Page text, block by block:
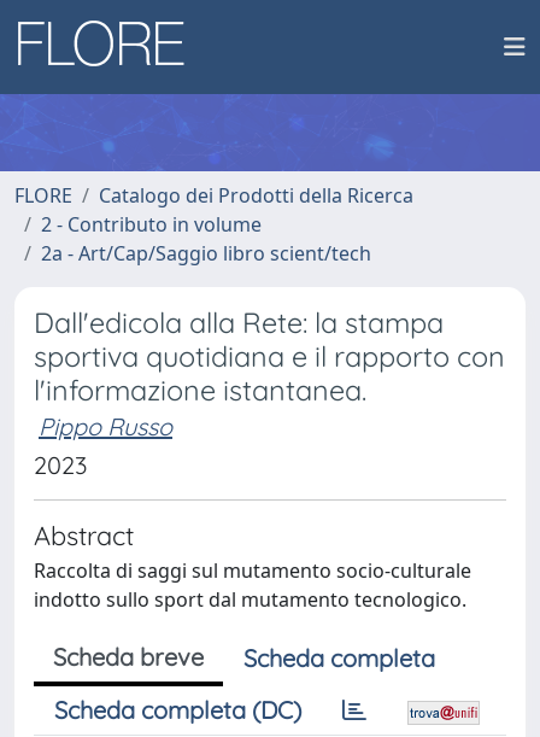
FLORE
Catalogo dei Prodotti della Ricerca
2 - Contributo in volume
2a - Art/Cap/Saggio libro scient/tech
Dall'edicola alla Rete: la stampa
sportiva quotidiana e il rapporto con
l'informazione istantanea.
Pippo Russo
2023
Abstract
Raccolta di saggi sul mutamento socio-culturale
indotto sullo sport dal mutamento tecnologico.
Scheda breve
Scheda completa
Scheda completa (DC)